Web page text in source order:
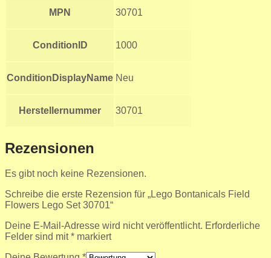
MPN 30701
ConditionID 1000
ConditionDisplayName Neu
Herstellernummer 30701
Rezensionen
Es gibt noch keine Rezensionen.
Schreibe die erste Rezension für „Lego Bontanicals Field
Flowers Lego Set 30701“
Deine E-Mail-Adresse wird nicht veröffentlicht. Erforderliche
Felder sind mit* markiert